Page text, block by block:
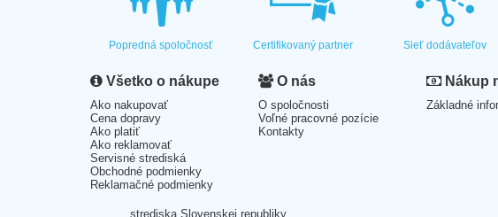
Popredná spoločnosť Certifikovaný partner Sieť dodávateľov
Všetko o nákupe
Ako nakupovať
Cena dopravy
Ako platiť
Ako reklamovať
Servisné strediská
Obchodné podmienky
Reklamačné podmienky
O nás
O spoločnosti
Voľné pracovné pozície
Kontakty
Nákup
Základné
strediska Slovenskej republiky